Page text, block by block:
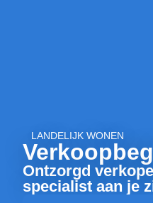
LANDELIJK WONEN
Ontzorgd
specialist aan je